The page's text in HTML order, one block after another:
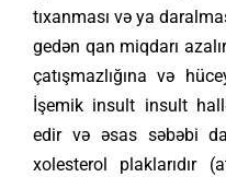
tıxanması və ya
gedən qan miqdarı
çatışmazlığına və
İşemik insult insult
edir və əsas səbəbi
xolesterol plaklarıdır